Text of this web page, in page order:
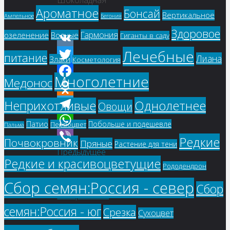
зебра
VK
Twitter
Facebook
Odnoklassniki
Telegram
WhatsApp
Viber
Предыдущее
изображение
Следующее
изображение
Ампельное Ароматное Бегония Бонсай Вертикальное
озеленение Водные Гармония Гиганты в саду Здоровое
питание Злаки Косметология Лечебные Лиана
МедоносМноголетние
Неприхотливые Овощи Однолетнее
Пальма Патио Первоцвет Побольше и подешевле
Почвокровник Пряные Растение для тени Редкие
Редкие и красивоцветущие Рододендрон
Сбор семян:Россия - северСбор
семян:Россия - югСрезка Сухоцвет